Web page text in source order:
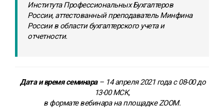
Института Профессиональных Бухгалтеров
России, аттестованный преподаватель Минфина
России в области бухгалтерского учета и
отчетности.
Дата и время семинара– 14 апреля 2021 года с 08-00 до
13-00 МСК,
в формате вебинара на площадке ZOOM.